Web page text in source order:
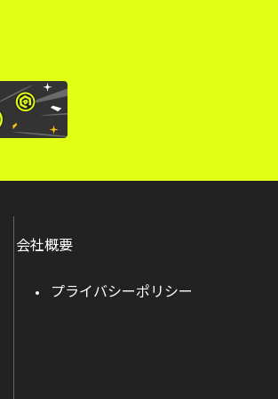
会社概要
プライバシーポリシー